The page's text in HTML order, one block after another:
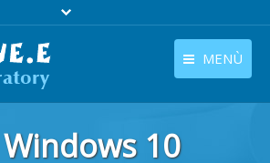
MENÙ
languages switcher
10